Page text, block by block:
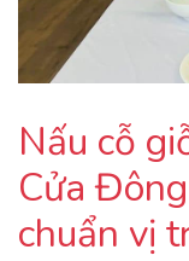
Nấu cỗ
Cửa
chuẩn vị